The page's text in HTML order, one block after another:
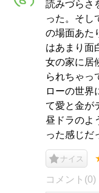
読みづらさ
った。そし
の場面あた
はあまり面
女の家に居
られちゃっ
ローの世界
て愛と金が
昼ドラのよ
った感じだ
ナイス
コメント(0)